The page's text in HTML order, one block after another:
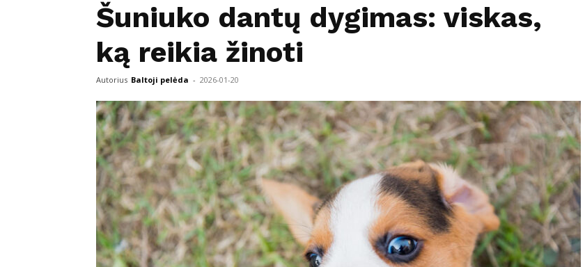
Šuniuko dantų dygimas: viskas,
ką reikia žinoti
Autorius Baltoji pelėda - 2026-01-20